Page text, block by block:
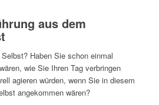
aus dem
Haben Sie schon einmal
wie Sie Ihren Tag verbringen
agieren würden, wenn Sie in diesem
angekommen wären?